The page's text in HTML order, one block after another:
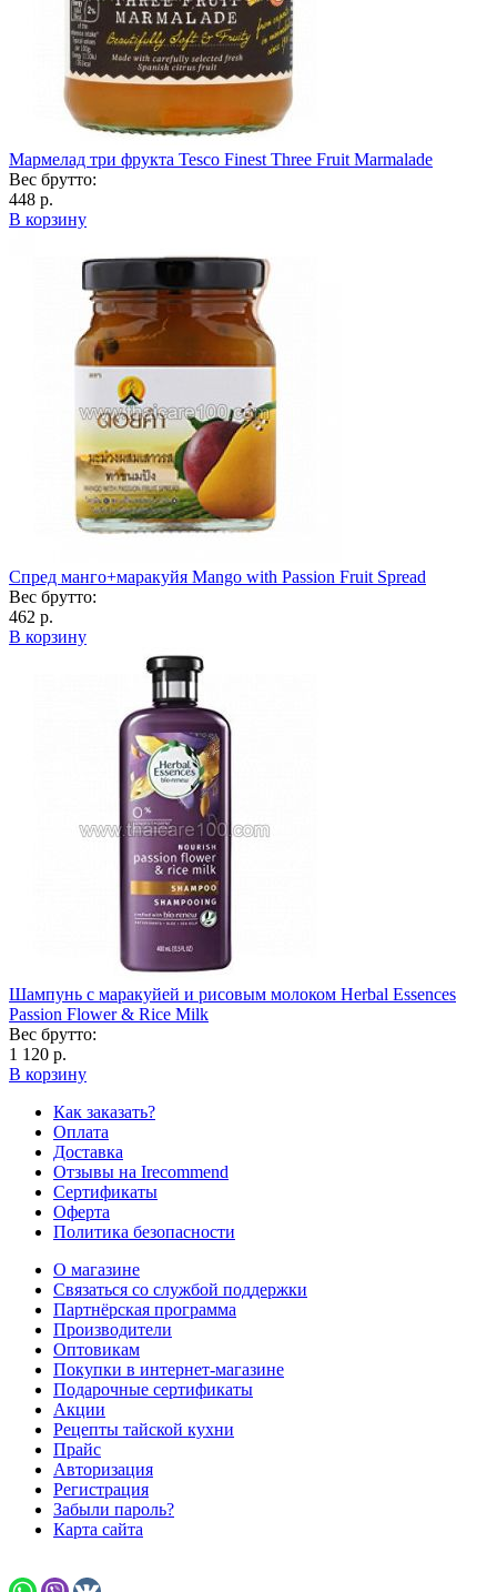
Мармелад три фрукта Tesco Finest Three Fruit Marmalade
Вес брутто:
448 р.
В корзину
Спред манго+маракуйя Mango with Passion Fruit Spread
Вес брутто:
462 р.
В корзину
Шампунь с маракуйей и рисовым молоком Herbal Essences
Passion Flower & Rice Milk
Вес брутто:
1 120 р.
В корзину
Как заказать?
Оплата
Доставка
Отзывы на Irecommend
Сертификаты
Оферта
Политика безопасности
О магазине
Связаться со службой поддержки
Партнёрская программа
Производители
Оптовикам
Покупки в интернет-магазине
Подарочные сертификаты
Акции
Рецепты тайской кухни
Прайс
Авторизация
Регистрация
Забыли пароль?
Карта сайта